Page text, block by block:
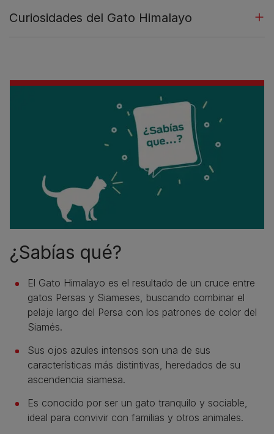
Curiosidades del Gato Himalayo
¿Sabías qué?
El Gato Himalayo es el resultado de un cruce entre
gatos Persas y Siameses, buscando combinar el
pelaje largo del Persa con los patrones de color del
Siamés.
Sus ojos azules intensos son una de sus
características más distintivas, heredados de su
ascendencia siamesa.
Es conocido por ser un gato tranquilo y sociable,
ideal para convivir con familias y otros animales.